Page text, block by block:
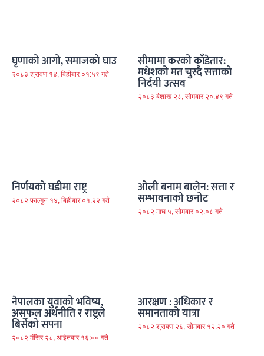
घृणाको आगो, समाजको घाउ
२०८३ श्रावण १४, बिहीबार ०१:५९ गते
सीमामा करको काँडेतार:
मधेशको मत चुस्दै सत्ताको
निर्दयी उत्सव
२०८३ बैशाख २८, सोमबार २०:४९ गते
निर्णयको घडीमा राष्ट्र
२०८२ फाल्गुन १४, बिहीबार ०१:२२ गते
ओली बनाम बालेन: सत्ता र
सम्भावनाको छनोट
२०८२ माघ ५, सोमबार ०२:०८ गते
नेपालका युवाको भविष्य,
असफल अर्थनीति र राष्ट्रले
बिर्सेको सपना
२०८२ मंसिर २८, आईतवार १६:०० गते
आरक्षण : अधिकार र
समानताको यात्रा
२०८२ श्रावण २६, सोमबार १२:२० गते